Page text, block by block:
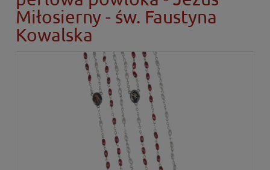
Miłosierny - św. Faustyna
Kowalska